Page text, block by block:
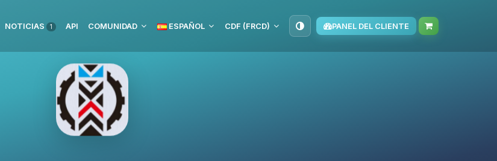
NOTICIAS 1 API COMUNIDAD ESPAÑOL CDF (FRCD) PANEL DEL CLIENTE